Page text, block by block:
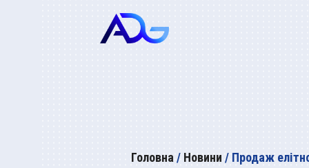
Головна / Новини / Продаж